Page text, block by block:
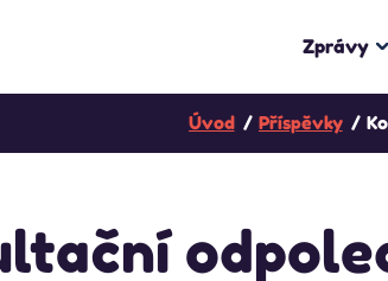
Zprávy
Úvod Příspěvky